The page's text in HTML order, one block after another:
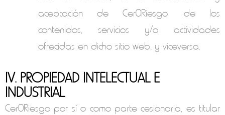
aceptación de Cer0Riesgode los
contenidos, servicios y/o actividades
ofrecidas en dicho sitio web, y viceversa.
IV. PROPIEDAD INTELECTUAL E
INDUSTRIAL
Cer0Riesgo por sí o como parte cesionaria, es titular